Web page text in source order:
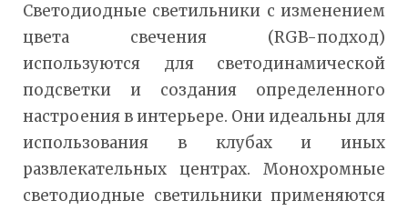
Светодиодные светильники с изменением
цвета свечения (RGB-подход)
используются для светодинамической
подсветки и создания определенного
настроения в интерьере. Они идеальны для
использования в клубах и иных
развлекательных центрах. Монохромные
светодиодные светильники применяются